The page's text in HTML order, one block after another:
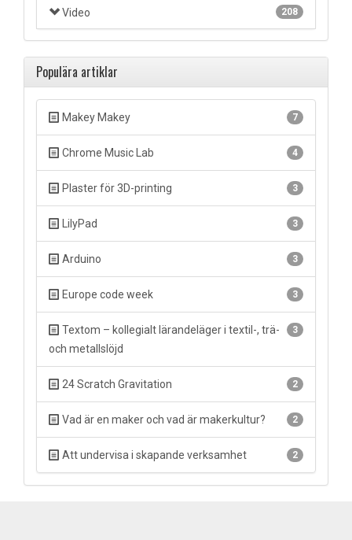
208
Video
Populära artiklar
7
Makey Makey
4
Chrome Music Lab
3
Plaster för 3D-printing
3
LilyPad
3
Arduino
3
Europe code week
3
Textom – kollegialt lärandeläger i textil-, trä-
och metallslöjd
2
24 Scratch Gravitation
2
Vad är en maker och vad är makerkultur?
2
Att undervisa i skapande verksamhet